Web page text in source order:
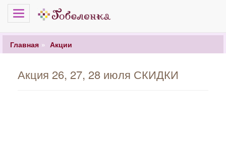
Меню
Главная Акции
Акция 26, 27, 28 июля СКИДКИ